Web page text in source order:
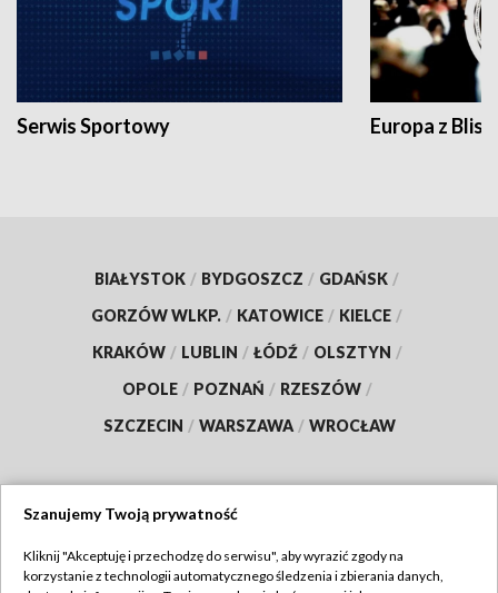
Serwis Sportowy Europa z
BIAŁYSTOK / BYDGOSZCZ / GDAŃSK /
GORZÓW WLKP. / KATOWICE / KIELCE /
KRAKÓW / LUBLIN / ŁÓDŹ / OLSZTYN /
OPOLE / POZNAŃ / RZESZÓW /
SZCZECIN / WARSZAWA / WROCŁAW
TVP
Szanujemy Twoją prywatność
Kliknij "Akceptuję i przechodzę do serwisu", aby wyrazić zgody na
korzystanie z technologii automatycznego śledzenia i zbierania danych,